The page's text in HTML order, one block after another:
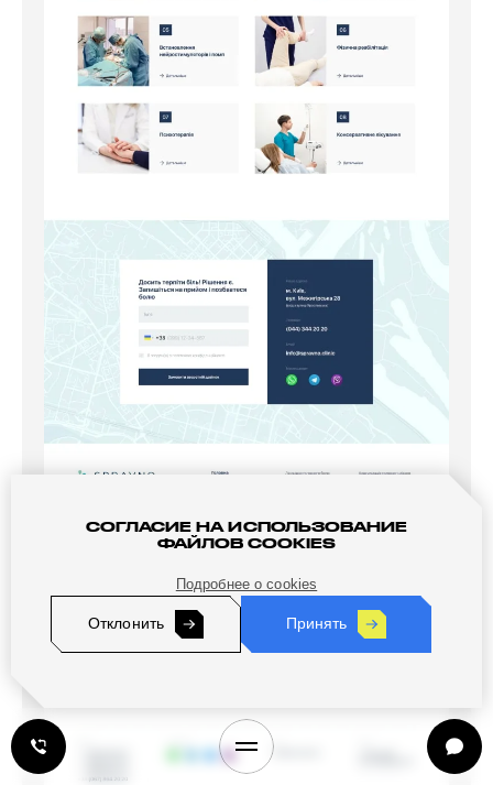
СОГЛАСИЕ НА ИСПОЛЬЗОВАНИЕ
ФАЙЛОВ COOKIES
Принять
Отклонить
Подробнее о cookies